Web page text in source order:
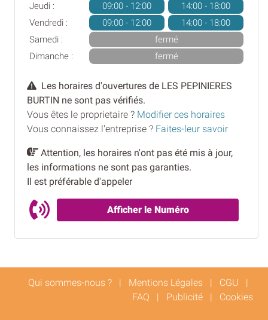
Jeudi :
09:00 - 12:00
14:00 - 18:00
Vendredi :
09:00 - 12:00
14:00 - 18:00
Samedi :
fermé
Dimanche :
fermé
Les horaires d'ouvertures de LES PEPINIERES
BURTIN ne sont pas vérifiés.
Vous êtes le proprietaire ? Modifier ces horaires
Vous connaissez l'entreprise ? Faites-leur savoir
Attention, les horaires n'ont pas été mis à jour,
les informations ne sont pas garanties.
Il est préférable d'appeler
Afficher le Numéro
Qui sommes-nous ? | Mentions Légales | CGU |
FAQ | Publicité | Cookies